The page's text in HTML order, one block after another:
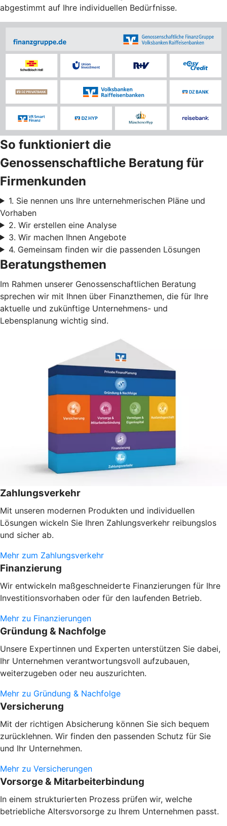
abgestimmt auf Ihre individuellen Bedürfnisse.
So funktioniert die
Genossenschaftliche Beratung für
Firmenkunden
1. Sie nennen uns Ihre unternehmerischen Pläne und
Vorhaben
2. Wir erstellen eine Analyse
3. Wir machen Ihnen Angebote
4. Gemeinsam finden wir die passenden Lösungen
Beratungsthemen
Im Rahmen unserer Genossenschaftlichen Beratung
sprechen wir mit Ihnen über Finanzthemen, die für Ihre
aktuelle und zukünftige Unternehmens- und
Lebensplanung wichtig sind.
Zahlungsverkehr
Mit unseren modernen Produkten und individuellen
Lösungen wickeln Sie Ihren Zahlungsverkehr reibungslos
und sicher ab.
Mehr zum Zahlungsverkehr
Finanzierung
Wir entwickeln maßgeschneiderte Finanzierungen für Ihre
Investitionsvorhaben oder für den laufenden Betrieb.
Mehr zu Finanzierungen
Gründung & Nachfolge
Unsere Expertinnen und Experten unterstützen Sie dabei,
Ihr Unternehmen verantwortungsvoll aufzubauen,
weiterzugeben oder neu auszurichten.
Mehr zu Gründung & Nachfolge
Versicherung
Mit der richtigen Absicherung können Sie sich bequem
zurücklehnen. Wir finden den passenden Schutz für Sie
und Ihr Unternehmen.
Mehr zu Versicherungen
Vorsorge & Mitarbeiterbindung
In einem strukturierten Prozess prüfen wir, welche
betriebliche Altersvorsorge zu Ihrem Unternehmen passt.